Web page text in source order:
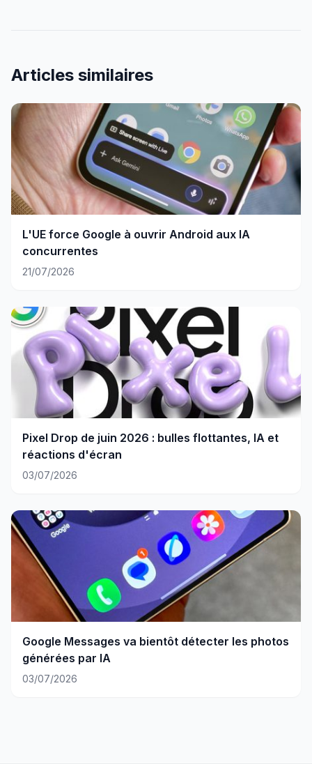
Articles similaires
L'UE force Google à ouvrir Android aux IA
concurrentes
21/07/2026
Pixel Drop de juin 2026 : bulles flottantes, IA et
réactions d'écran
03/07/2026
Google Messages va bientôt détecter les photos
générées par IA
03/07/2026